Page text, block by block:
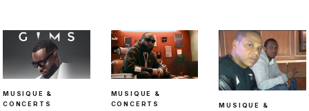
MUSIQUE &
CONCERTS
MUSIQUE &
CONCERTS
MUSIQUE &